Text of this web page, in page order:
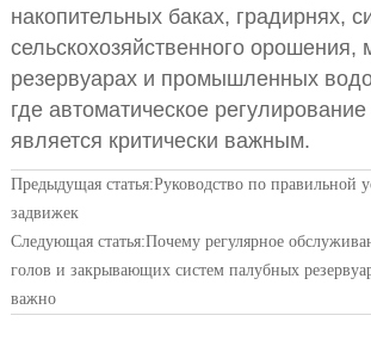
накопительных баках, градирнях,
сельскохозяйственного орошения,
резервуарах и промышленных
где автоматическое
является критически важным.
Предыдущая статья:Руководство по правильной
задвижек
Следующая статья:Почему регулярное
голов и закрывающих систем палубных
важно